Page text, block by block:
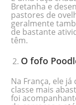
Bretanha e
pastores de
geralmente
de bastante
têm.
O fofo
Na França, ele
classe mais
foi